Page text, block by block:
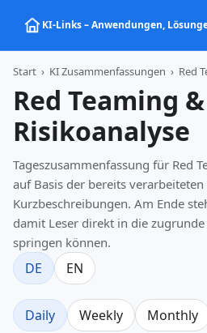
Start › KI Zusammenfassungen › Red
Red Teaming &
Risikoanalyse
Tageszusammenfassung für Red
auf Basis der bereits
Kurzbeschreibungen. Am Ende
damit Leser direkt in die
springen können.
DE EN
Daily Weekly Monthly